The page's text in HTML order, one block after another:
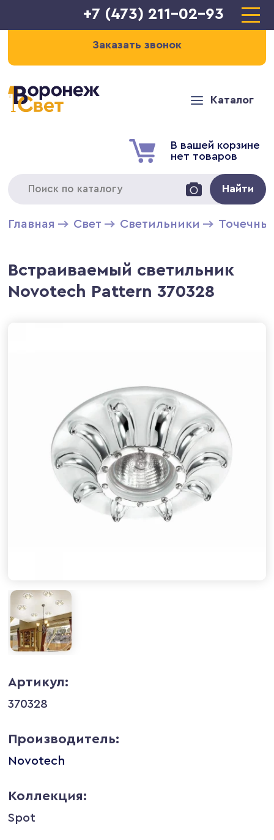
+7 (473) 211-02-93
Заказать звонок
Каталог
В вашей корзине
нет товаров
Найти
Главная Свет Светильники
Встраиваемый светильник
Novotech Pattern 370328
Артикул:
370328
Производитель:
Novotech
Коллекция:
Spot